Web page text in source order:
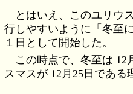
とはいえ、このユリウ
行しやすいように「冬至
１日として開始した。
この時点で、冬至は 12
スマスが 12月25日である